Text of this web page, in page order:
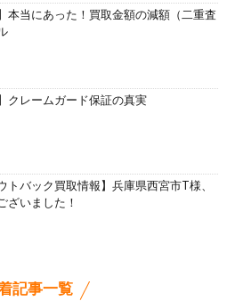
本当にあった！買取金額の減額（二重査
クレームガード保証の真実
トバック買取情報】兵庫県西宮市T様、
ざいました！
記事一覧